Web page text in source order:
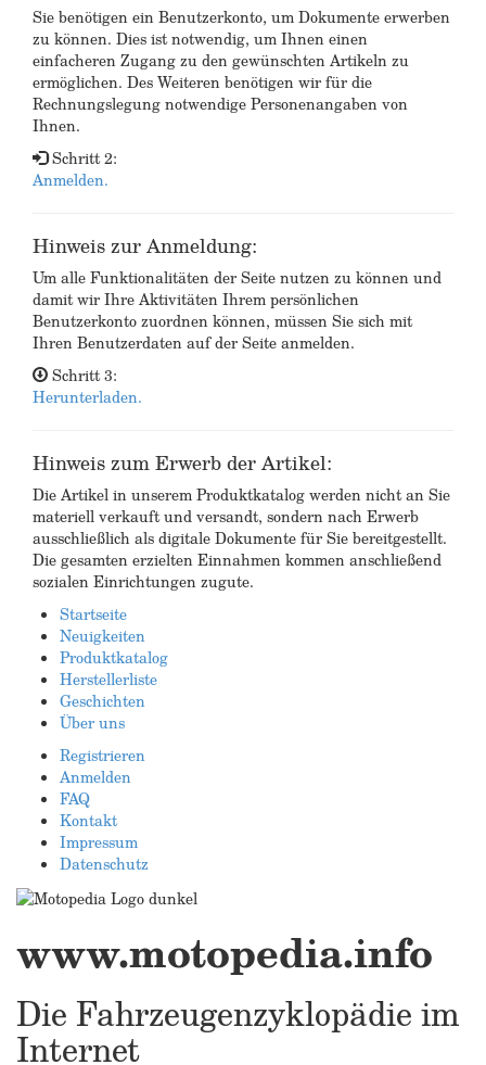
Sie benötigen ein Benutzerkonto, um Dokumente erwerben
zu können. Dies ist notwendig, um Ihnen einen
einfacheren Zugang zu den gewünschten Artikeln zu
ermöglichen. Des Weiteren benötigen wir für die
Rechnungslegung notwendige Personenangaben von
Ihnen.
Schritt 2:
Anmelden.
Hinweis zur Anmeldung:
Um alle Funktionalitäten der Seite nutzen zu können und
damit wir Ihre Aktivitäten Ihrem persönlichen
Benutzerkonto zuordnen können, müssen Sie sich mit
Ihren Benutzerdaten auf der Seite anmelden.
Schritt 3:
Herunterladen.
Hinweis zum Erwerb der Artikel:
Die Artikel in unserem Produktkatalog werden nicht an Sie
materiell verkauft und versandt, sondern nach Erwerb
ausschließlich als digitale Dokumente für Sie bereitgestellt.
Die gesamten erzielten Einnahmen kommen anschließend
sozialen Einrichtungen zugute.
Startseite
Neuigkeiten
Produktkatalog
Herstellerliste
Geschichten
Über uns
Registrieren
Anmelden
FAQ
Kontakt
Impressum
Datenschutz
www.motopedia.info
Die Fahrzeugenzyklopädie im
Internet